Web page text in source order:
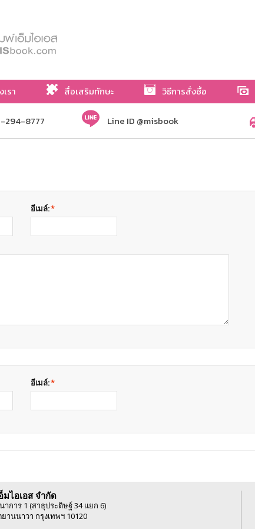
รา สื่อเสริมทักษะ วิธีการสั่งซื้อ
294-8777 Line ID @misbook
*
อีเมล์:
*
อีเมล์:
ไอเอส จำกัด
การ 1 (สาธุประดิษฐ์ 34 แยก 6)
านนาวา กรุงเทพฯ 10120